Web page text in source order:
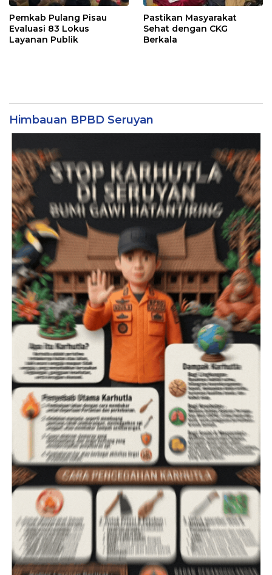
Pemkab Pulang Pisau
Evaluasi 83 Lokus
Layanan Publik
Pastikan Masyarakat
Sehat dengan CKG
Berkala
Himbauan BPBD Seruyan